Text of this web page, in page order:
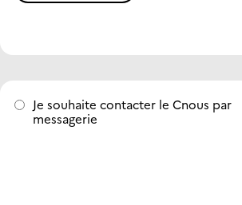
Je souhaite contacter le Cnous par
messagerie